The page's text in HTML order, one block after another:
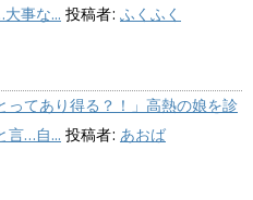
事な... 投稿者: ふくふく
ってあり得る？！」高熱の娘を診
言…自... 投稿者: あおば